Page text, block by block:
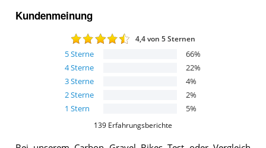
Kundenmeinung
4,4von 5 Sternen
5Sterne 66%
4Sterne 22%
3Sterne 4%
2Sterne 2%
1 Stern 5%
139 Erfahrungsberichte